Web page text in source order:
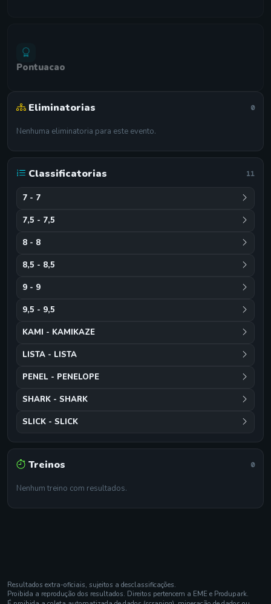
Pontuacao
Eliminatorias 0
Nenhuma eliminatoria para este evento.
Classificatorias 11
7 - 7
7,5 - 7,5
8 - 8
8,5 - 8,5
9 - 9
9,5 - 9,5
KAMI - KAMIKAZE
LISTA - LISTA
PENEL - PENELOPE
SHARK - SHARK
SLICK - SLICK
Treinos 0
Nenhum treino com resultados.
Resultados extra-oficiais, sujeitos a desclassificações.
Proibida a reprodução dos resultados. Direitos pertencem a EME e Produpark.